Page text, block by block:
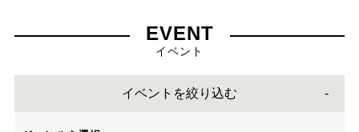
EVENT
イベント
イベントを絞り込む